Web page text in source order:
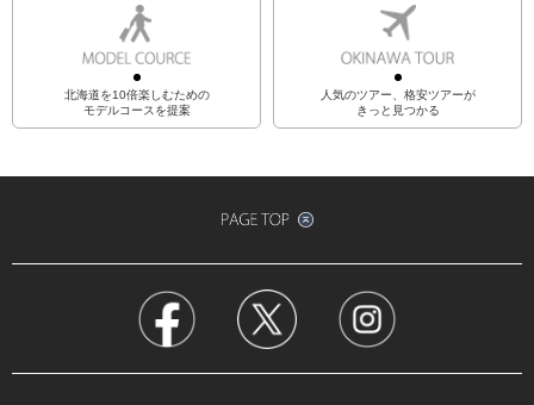
北海道を10倍楽しむための
モデルコースを提案
人気のツアー、格安ツアーが
きっと見つかる